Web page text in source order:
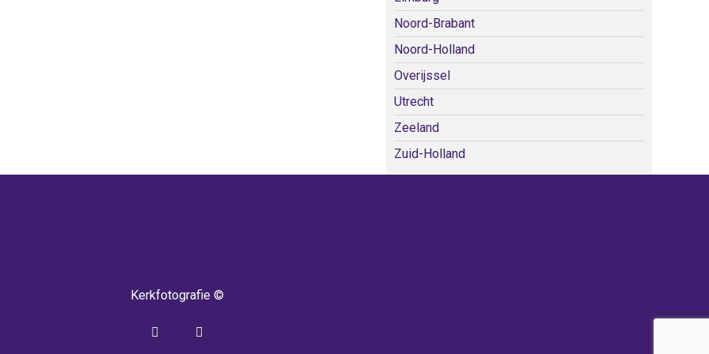
Noord-Brabant
Noord-Holland
Overijssel
Utrecht
Zeeland
Zuid-Holland
Kerkfotografie ©